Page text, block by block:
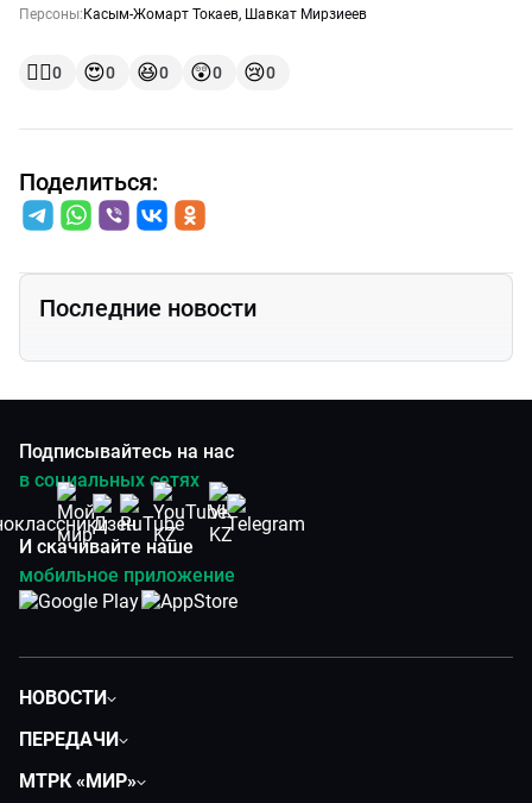
Персоны: Касым-Жомарт Токаев, Шавкат Мирзиеев
👍🏻0 😍0 😆0 😲0 😢0
Поделиться:
Последние новости
Подписывайтесь на нас
в социальных сетях
И скачивайте наше
мобильное приложение
НОВОСТИ
Экономика
ПЕРЕДАЧИ
МТРК «МИР»